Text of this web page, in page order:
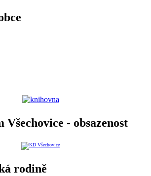
- obsazenost
rodině